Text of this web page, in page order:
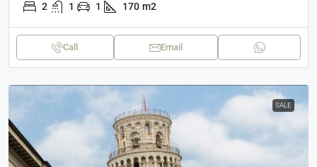
2 1 1 170 m2
Call Email
SALE